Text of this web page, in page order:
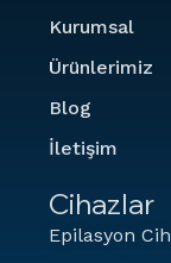
Kurumsal
Ürünlerimiz
Blog
İletişim
Cihazlar
Epilasyon